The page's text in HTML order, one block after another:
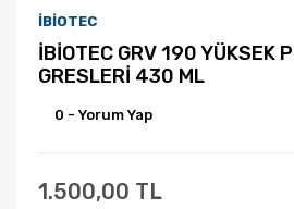
İBİOTEC
İBİOTEC GRV 190 YÜKSEK
GRESLERİ 430 ML
0 - Yorum Yap
1.500,00 TL